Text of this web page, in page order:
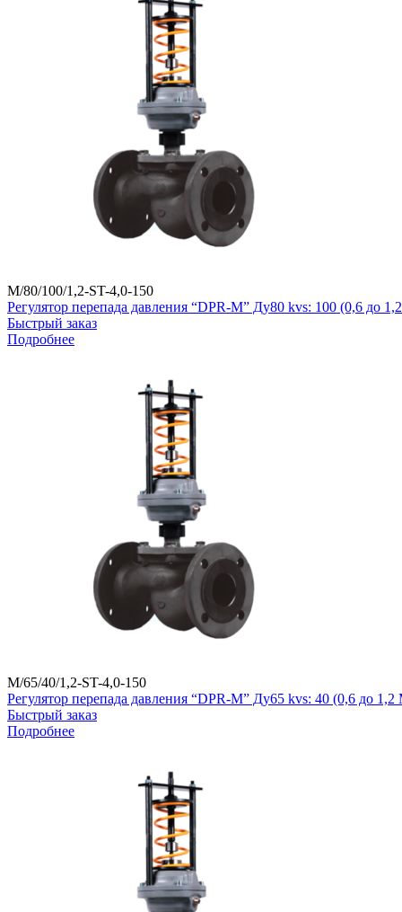
M/80/100/1,2-ST-4,0-150
Регулятор перепада давления “DPR-M” Ду80 kvs: 100 (0,6 до
Быстрый заказ
Подробнее
M/65/40/1,2-ST-4,0-150
Регулятор перепада давления “DPR-M” Ду65 kvs: 40 (0,6 до
Быстрый заказ
Подробнее